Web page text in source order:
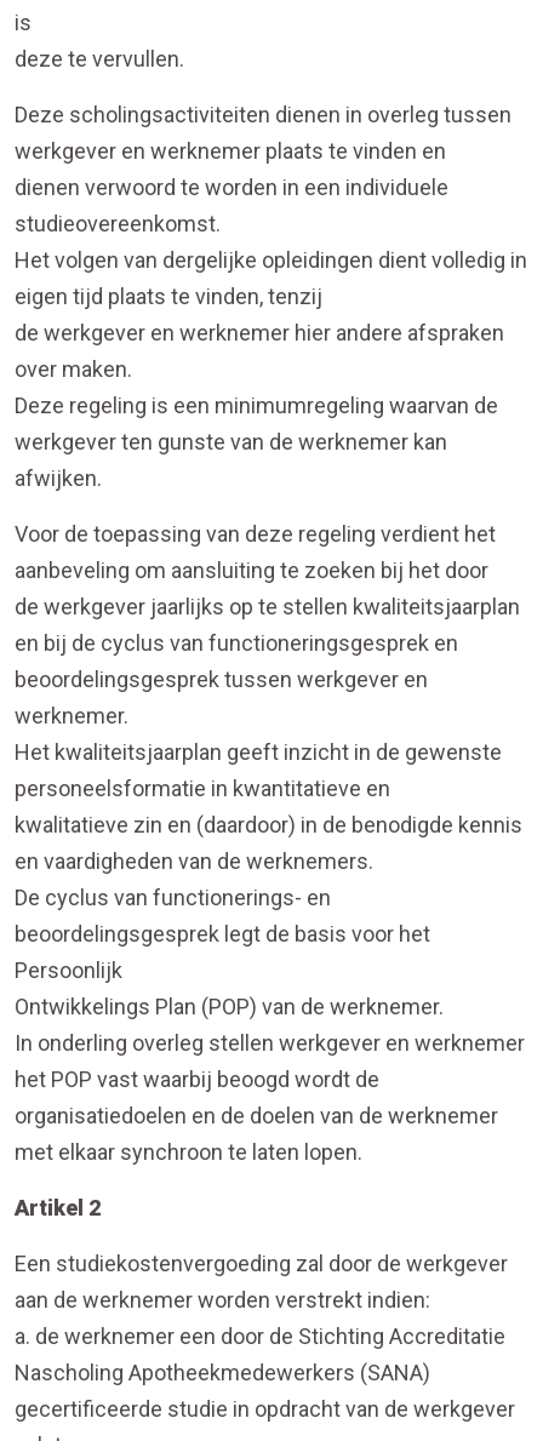
is
deze te vervullen.
Deze scholingsactiviteiten dienen in overleg tussen
werkgever en werknemer plaats te vinden en
dienen verwoord te worden in een individuele
studieovereenkomst.
Het volgen van dergelijke opleidingen dient volledig in
eigen tijd plaats te vinden, tenzij
de werkgever en werknemer hier andere afspraken
over maken.
Deze regeling is een minimumregeling waarvan de
werkgever ten gunste van de werknemer kan
afwijken.
Voor de toepassing van deze regeling verdient het
aanbeveling om aansluiting te zoeken bij het door
de werkgever jaarlijks op te stellen kwaliteitsjaarplan
en bij de cyclus van functioneringsgesprek en
beoordelingsgesprek tussen werkgever en
werknemer.
Het kwaliteitsjaarplan geeft inzicht in de gewenste
personeelsformatie in kwantitatieve en
kwalitatieve zin en (daardoor) in de benodigde kennis
en vaardigheden van de werknemers.
De cyclus van functionerings- en
beoordelingsgesprek legt de basis voor het
Persoonlijk
Ontwikkelings Plan (POP) van de werknemer.
In onderling overleg stellen werkgever en werknemer
het POP vast waarbij beoogd wordt de
organisatiedoelen en de doelen van de werknemer
met elkaar synchroon te laten lopen.
Artikel 2
Een studiekostenvergoeding zal door de werkgever
aan de werknemer worden verstrekt indien:
a. de werknemer een door de Stichting Accreditatie
Nascholing Apotheekmedewerkers (SANA)
gecertificeerde studie in opdracht van de werkgever